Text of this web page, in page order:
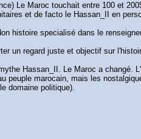
Le Maroc touchait entre 100 et
et de facto le Hassan_II en
histoire specialisé dans le
un regard juste et objectif sur
Hassan_II. Le Maroc a changé.
peuple marocain, mais les
domaine politique).